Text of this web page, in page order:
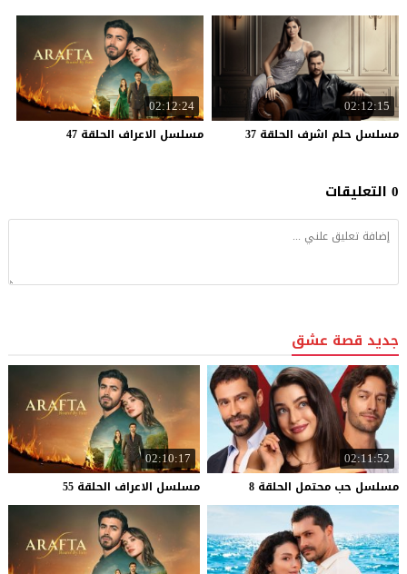
02:12:15
مسلسل حلم اشرف الحلقة 37
02:12:24
مسلسل الاعراف الحلقة 47
0 التعليقات
جديد قصة عشق
02:11:52
مسلسل حب محتمل الحلقة 8
02:10:17
مسلسل الاعراف الحلقة 55